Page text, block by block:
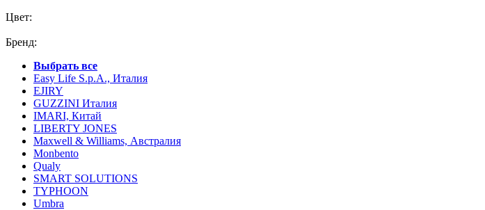
Цвет:
Бренд:
Выбрать все
Easy Life S.p.A., Италия
EJIRY
GUZZINI Италия
IMARI, Китай
LIBERTY JONES
Maxwell & Williams, Австралия
Monbento
Qualy
SMART SOLUTIONS
TYPHOON
Umbra